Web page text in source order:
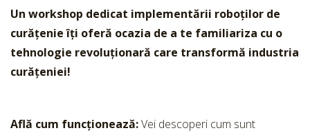
Un workshop dedicat implementării roboților de
curățenie îți oferă ocazia de a te familiariza cu o
tehnologie revoluționară care transformă industria
curățeniei!
Află cum funcționează:Vei descoperi cum sunt